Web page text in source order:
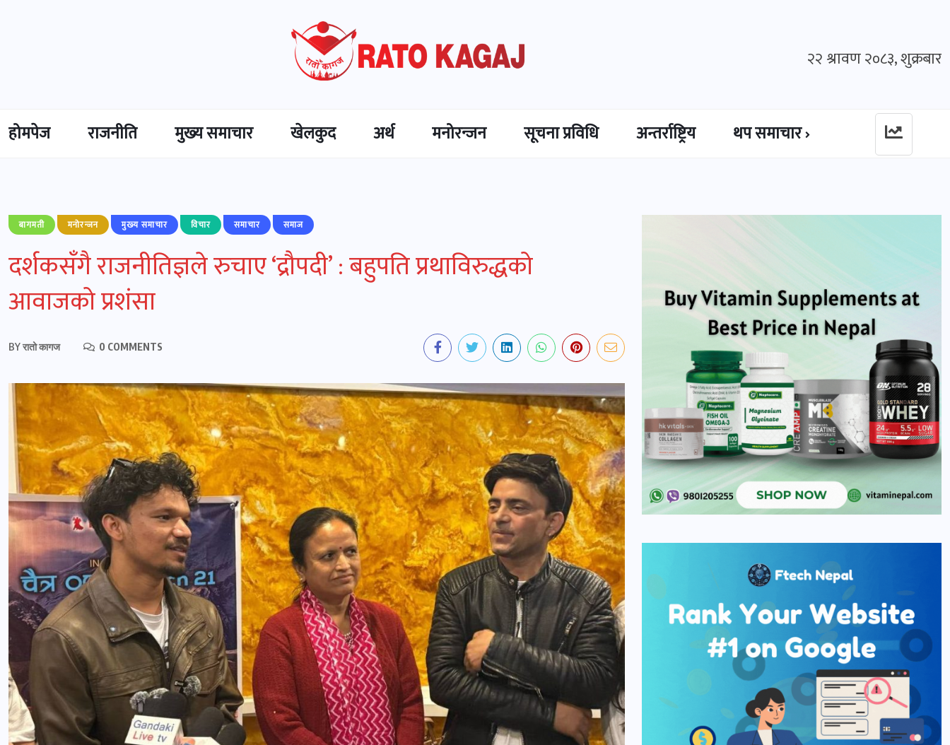
२२ श्रावण २०८३, शुक्रबार
होमपेज राजनीति मुख्‍य समाचार खेलकुद अर्थ मनोरन्जन सूचना प्रविधि अन्तर्राष्ट्रिय थप समाचार
बागमती मनोरन्जन मुख्‍य समाचार विचार समाचार समाज
दर्शकसँगै राजनीतिज्ञले रुचाए ‘द्रौपदी’ : बहुपति प्रथाविरुद्धको
आवाजको प्रशंसा
BYरातो कागज 0 COMMENTS